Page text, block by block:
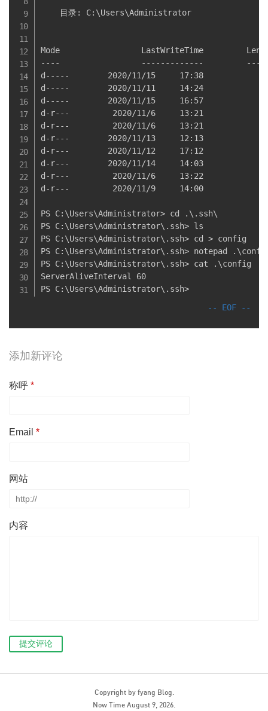
    目录: C:\Users\Administrator
Mode                 LastWriteTime         Length
----                 -------------
d-----        2020/11/15     17:38
d-----        2020/11/11     14:24
d-----        2020/11/15     16:57
d-r---         2020/11/6     13:21
d-r---         2020/11/6     13:21
d-r---        2020/11/13     12:13
d-r---        2020/11/12     17:12
d-r---        2020/11/14     14:03
d-r---         2020/11/6     13:22
d-r---         2020/11/9     14:00
PS C:\Users\Administrator> cd .\.ssh\
PS C:\Users\Administrator\.ssh> ls
PS C:\Users\Administrator\.ssh> cd > config
PS C:\Users\Administrator\.ssh> notepad
PS C:\Users\Administrator\.ssh> cat .\config
ServerAliveInterval 60
添加新评论
称呼 *
Email *
网站
内容
提交评论
Copyright by fyang Blog.
Now Time August 9, 2026.